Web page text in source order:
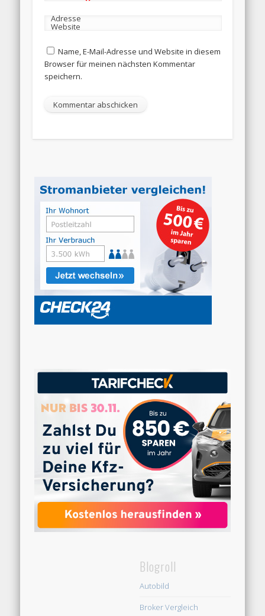
Adresse
Website
Name, E-Mail-Adresse und Website in diesem
Browser für meinen nächsten Kommentar
speichern.
Blogroll
Autobild
Broker Vergleich